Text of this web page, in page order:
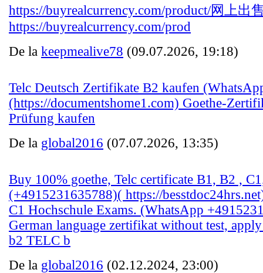
https://buyrealcurrency.com/product/网上出
https://buyrealcurrency.com/prod
De la keepmealive78 (09.07.2026, 19:18)
Telc Deutsch Zertifikate B2 kaufen
(https://documentshome1.com) Goethe-
Prüfung kaufen
De la global2016 (07.07.2026, 13:35)
Buy 100% goethe, Telc certificate B1, B2 ,
(+4915231635788)( https://
C1 Hochschule Exams. (WhatsApp
German language zertifikat without test,
b2 TELC b
De la global2016 (02.12.2024, 23:00)